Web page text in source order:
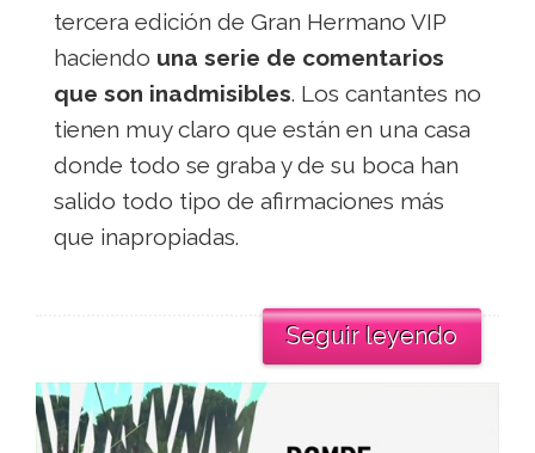
tercera edición de Gran Hermano VIP
haciendo una serie de comentarios
que son inadmisibles. Los cantantes no
tienen muy claro que están en una casa
donde todo se graba y de su boca han
salido todo tipo de afirmaciones más
que inapropiadas.
Seguir leyendo